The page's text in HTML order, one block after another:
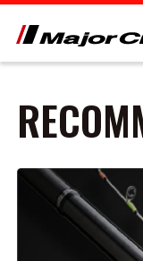
NEW
PRODUCT